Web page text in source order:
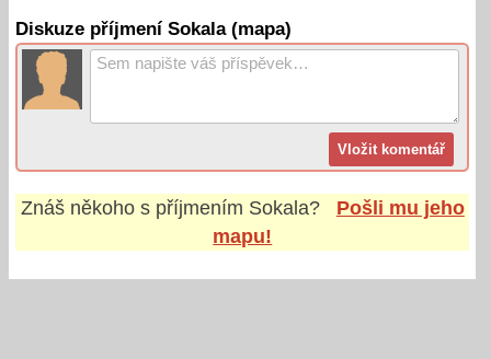
Diskuze příjmení Sokala (mapa)
Znáš někoho s příjmením Sokala?
Pošli mu jeho
mapu!